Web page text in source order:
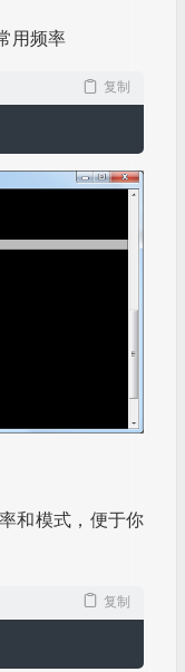
用频率
复制
和模式，便于你
复制